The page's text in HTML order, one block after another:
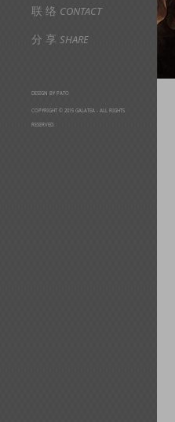
联 络 CONTACT
分 享 SHARE
DESIGN BY PATO
COPYRIGHT © 2015 GALATEA - ALL RIGHTS
RESERVED.